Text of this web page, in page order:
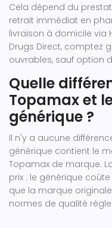
Cela dépend du
retrait immédiat en
livraison à domicile via
Drugs Direct, comptez
ouvrables, sauf option
Quelle
Topamax et
générique ?
Il n'y a aucune
générique contient le
Topamax de marque.
prix : le générique
que la marque
normes de qualité